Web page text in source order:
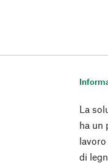
La
ha un
di